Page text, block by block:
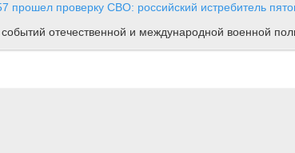
прошел проверку СВО: российский истребитель
событий отечественной и международной военной